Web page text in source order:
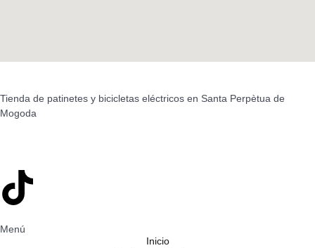
Tienda de patinetes y bicicletas eléctricos en Santa Perpètua de
Mogoda
Menú
Inicio